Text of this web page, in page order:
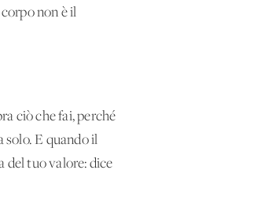
non è il
ciò che fai, perché
solo. E quando il
del tuo valore: dice